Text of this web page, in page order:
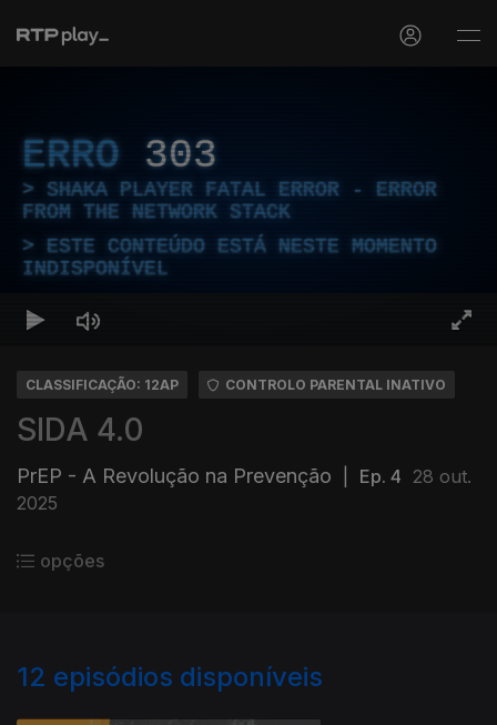
ERRO 303
SHAKA PLAYER FATAL ERROR - ERROR
FROM THE NETWORK STACK
ESTE CONTEÚDO ESTÁ NESTE MOMENTO
INDISPONÍVEL
CLASSIFICAÇÃO: 12AP CONTROLO PARENTAL INATIVO
SIDA 4.0
PrEP - A Revolução na Prevenção Ep. 4 28 out.
2025
opções
12 episódios disponíveis